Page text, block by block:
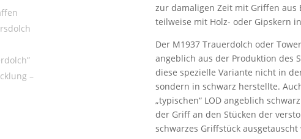
zur damaligen Zeit mit Griffen aus
teilweise mit Holz- oder Gipskern
Der M1937 Trauerdolch oder
angeblich aus der Produktion des
diese spezielle Variante nicht in
sondern in schwarz herstellte.
„typischen“ LOD angeblich
der Griff an den Stücken der
schwarzes Griffstück